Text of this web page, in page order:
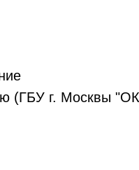
(ГБУ г. Москвы